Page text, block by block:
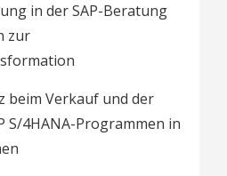
in der SAP-Beratung
zur
beim Verkauf und der
S/4HANA-Programmen in